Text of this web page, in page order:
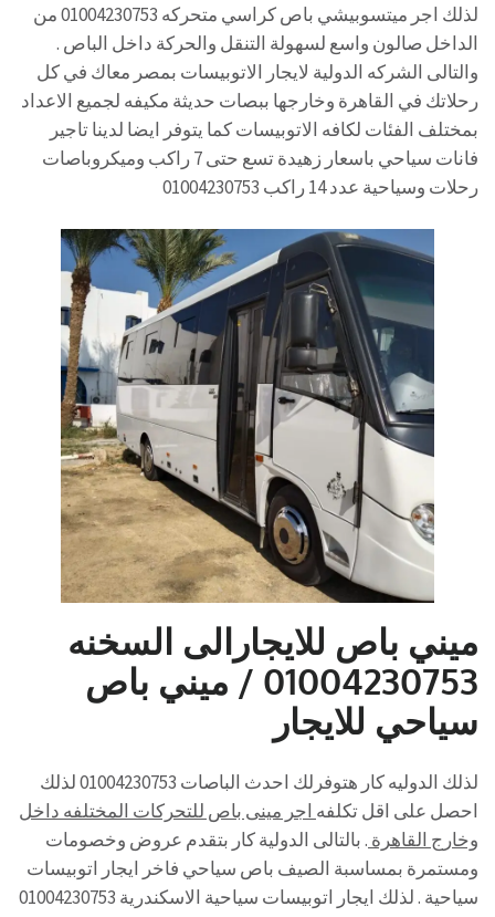
لذلك اجر ميتسوبيشي باص كراسي متحركه 01004230753 من
الداخل صالون واسع لسهولة التنقل والحركة داخل الباص .
والتالى الشركه الدولية لايجار الاتوبيسات بمصر معاك في كل
رحلاتك في القاهرة وخارجها ببصات حديثة مكيفه لجميع الاعداد
بمختلف الفئات لكافه الاتوبيسات كما يتوفر ايضا لدينا تاجير
فانات سياحي باسعار زهيدة تسع حتى 7 راكب وميكروباصات
رحلات وسياحية عدد 14 راكب 01004230753
ميني باص للايجارالى السخنه
01004230753 / ميني باص
سياحي للايجار
لذلك الدوليه كار هتوفرلك احدث الباصات 01004230753 لذلك
احصل على اقل تكلفه اجر مينى باص للتحركات المختلفه داخل
وخارج القاهرة . بالتالى الدولية كار بتقدم عروض وخصومات
ومستمرة بمساسبة الصيف باص سياحي فاخر ايجار اتوبيسات
سياحية . لذلك ايجار اتوبيسات سياحية الاسكندرية 01004230753